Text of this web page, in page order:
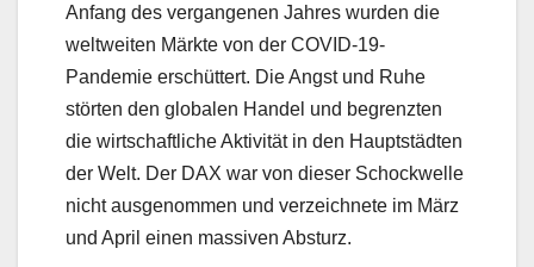
Anfang des vergangenen Jahres wurden die
weltweiten Märkte von der COVID-19-
Pandemie erschüttert. Die Angst und Ruhe
störten den globalen Handel und begrenzten
die wirtschaftliche Aktivität in den Hauptstädten
der Welt. Der DAX war von dieser Schockwelle
nicht ausgenommen und verzeichnete im März
und April einen massiven Absturz.